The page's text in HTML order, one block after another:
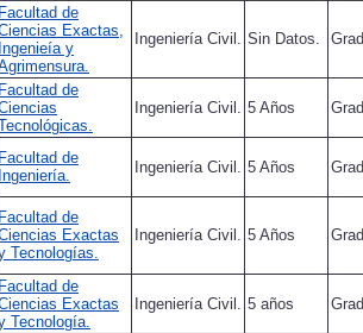
Facultad de
Exactas,
Ingenieía y
Ingeniería Civil. Sin Datos.
Facultad de
Ingeniería Civil. 5 Años
Facultad de
Ingeniería.
Ingeniería Civil. 5 Años
Facultad de
Exactas
Tecnologías.
Ingeniería Civil. 5 Años
Facultad de
Exactas
Tecnología.
Ingeniería Civil. 5 años